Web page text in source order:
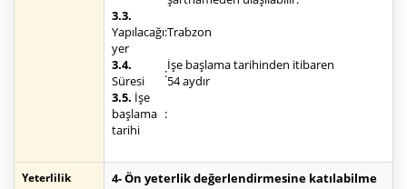
3.3.
Yapılacağı
yer
:Trabzon
3.4.
Süresi
:İşe başlama tarihinden itibaren
54 aydır
3.5. İşe
başlama
tarihi
:
Yeterlilik
4- Ön yeterlik değerlendirmesine katılabilme